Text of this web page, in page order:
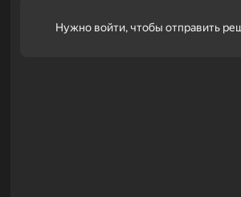
Нужно войти, чтобы отправить